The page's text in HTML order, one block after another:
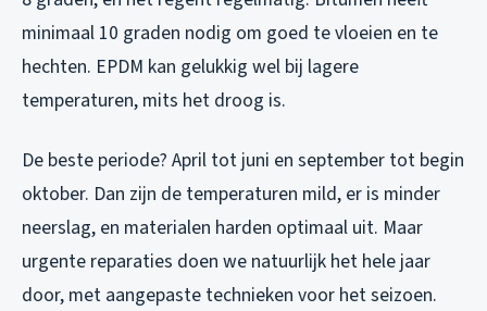
minimaal 10 graden nodig om goed te vloeien en te
hechten. EPDM kan gelukkig wel bij lagere
temperaturen, mits het droog is.
De beste periode? April tot juni en september tot begin
oktober. Dan zijn de temperaturen mild, er is minder
neerslag, en materialen harden optimaal uit. Maar
urgente reparaties doen we natuurlijk het hele jaar
door, met aangepaste technieken voor het seizoen.